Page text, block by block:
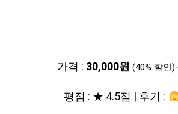
가격 : 30,000원 (40% 할인)
평점 : ★ 4.5점 | 후기 :